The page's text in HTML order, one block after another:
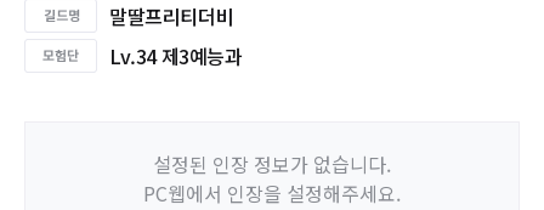
말딸프리티더비
Lv.34 제3예능과
설정된 인장 정보가 없습니다.
PC웹에서 인장을 설정해주세요.